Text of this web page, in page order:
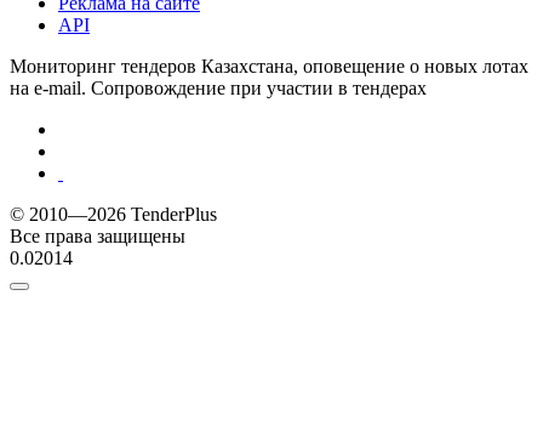
API
Мониторинг тендеров Казахстана, оповещение о новых лотах
на e-mail. Сопровождение при участии в тендерах
© 2010—2026 TenderPlus
Все права защищены
0.02014